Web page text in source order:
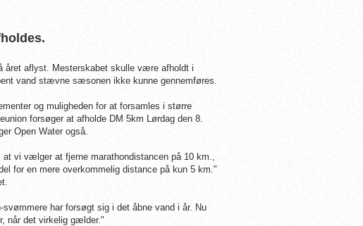
året aflyst. Mesterskabet skulle være afholdt i
vand stævne sæsonen ikke kunne gennemføres.
og muligheden for at forsamles i større
forsøger at afholde DM 5km Lørdag den 8.
Open Water også.
vi vælger at fjerne marathondistancen på 10 km.,
for en mere overkommelig distance på kun 5 km."
har forsøgt sig i det åbne vand i år. Nu
når det virkelig gælder."